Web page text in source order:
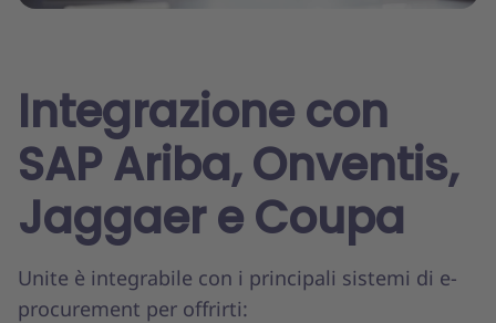
Integrazione con
SAP Ariba, Onventis,
Jaggaer e Coupa
Unite è integrabile con i principali sistemi di e-
procurement per offrirti: